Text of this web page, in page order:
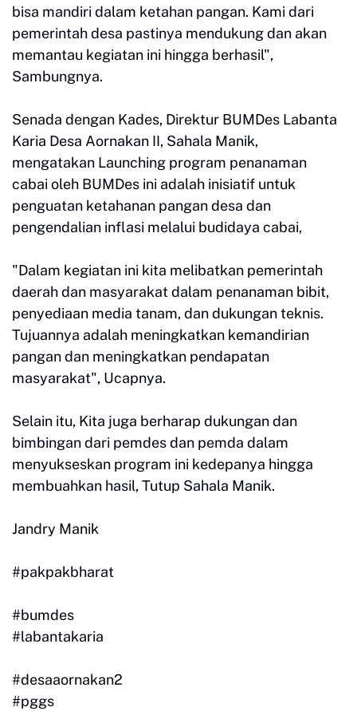
bisa mandiri dalam ketahan pangan. Kami dari
pemerintah desa pastinya mendukung dan akan
memantau kegiatan ini hingga berhasil",
Sambungnya.
Senada dengan Kades, Direktur BUMDes Labanta
Karia Desa Aornakan II, Sahala Manik,
mengatakan Launching program penanaman
cabai oleh BUMDes ini adalah inisiatif untuk
penguatan ketahanan pangan desa dan
pengendalian inflasi melalui budidaya cabai,
"Dalam kegiatan ini kita melibatkan pemerintah
daerah dan masyarakat dalam penanaman bibit,
penyediaan media tanam, dan dukungan teknis.
Tujuannya adalah meningkatkan kemandirian
pangan dan meningkatkan pendapatan
masyarakat", Ucapnya.
Selain itu, Kita juga berharap dukungan dan
bimbingan dari pemdes dan pemda dalam
menyukseskan program ini kedepanya hingga
membuahkan hasil, Tutup Sahala Manik.
Jandry Manik
#pakpakbharat
#bumdes
#labantakaria
#desaaornakan2
#pggs